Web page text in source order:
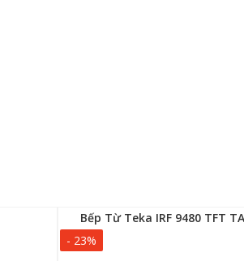
Bếp Từ Teka IRF 9480 TFT
- 23%